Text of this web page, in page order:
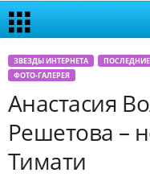
ЗВЕЗДЫ ИНТЕРНЕТА
ФОТО-ГАЛЕРЕЯ
Анастасия
Решетова –
Тимати